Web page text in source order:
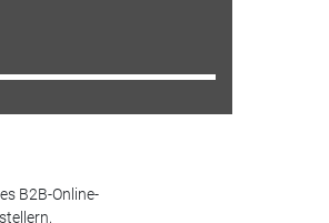
B2B-Online-